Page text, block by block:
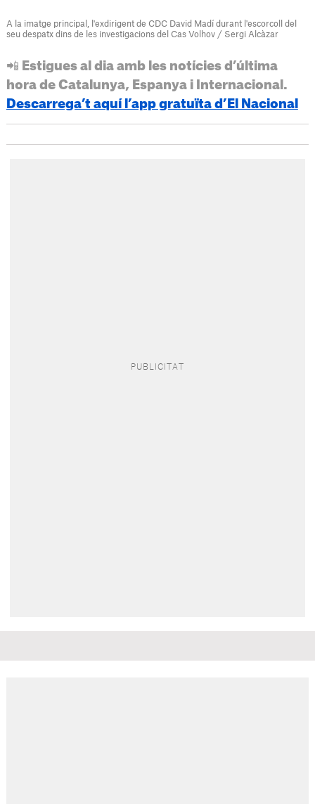
A la imatge principal, l'exdirigent de CDC David Madí durant l'escorcoll del
seu despatx dins de les investigacions del Cas Volhov / Sergi Alcàzar
📲 Estigues al dia amb les notícies d’última
hora de Catalunya, Espanya i Internacional.
Descarrega’t aquí l’app gratuïta d’El Nacional